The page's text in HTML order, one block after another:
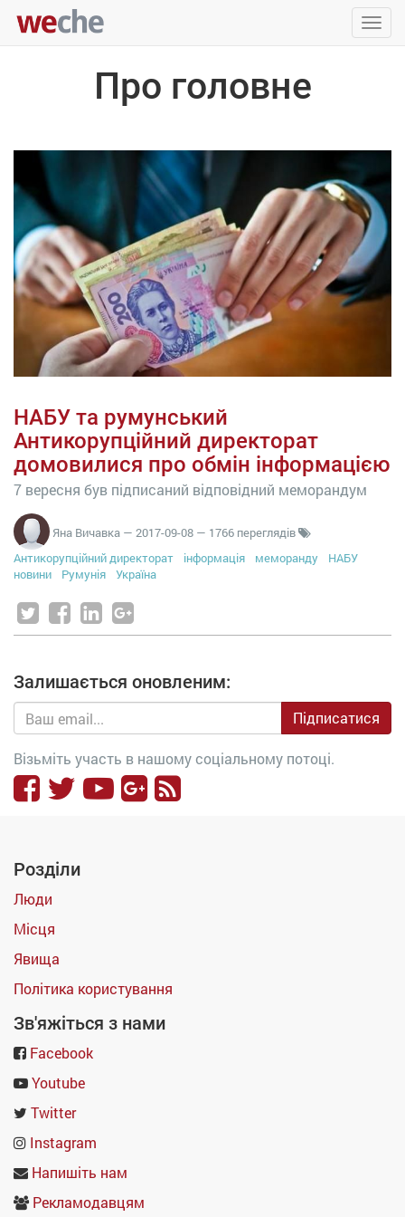
Про головне
НАБУ та румунський
Антикорупційний директорат
домовилися про обмін інформацією
7 вересня був підписаний відповідний меморандум
Яна Вичавка — 2017-09-08 — 1766 переглядів
Антикорупційний директорат
інформація меморанду
НАБУ
новини
Румунія Україна
Залишається оновленим:
Підписатися
Візьміть участь в нашому соціальному потоці.
Розділи
Люди
Місця
Явища
Політика користування
Зв'яжіться з нами
Facebook
Youtube
Twitter
Instagram
Напишіть нам
Рекламодавцям